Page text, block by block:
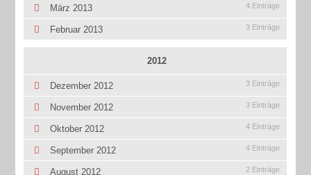
März 2013 4 Einträge
Februar 2013 3 Einträge
2012
Dezember 2012 3 Einträge
November 2012 3 Einträge
Oktober 2012 4 Einträge
September 2012 4 Einträge
August 2012 2 Einträge